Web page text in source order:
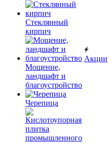
Cтеклянный
кирпич
Мощение,
ландшафт и
благоустройство
Черепица
Акции